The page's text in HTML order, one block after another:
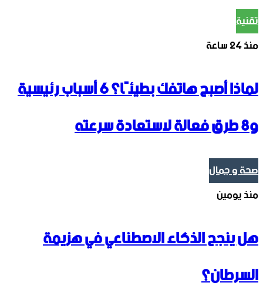
تقنية
منذ 24 ساعة
لماذا أصبح هاتفك بطيئًا؟ 6 أسباب رئيسية
و8 طرق فعالة لاستعادة سرعته
صحة و جمال
منذ يومين
هل ينجح الذكاء الاصطناعي في هزيمة
السرطان؟